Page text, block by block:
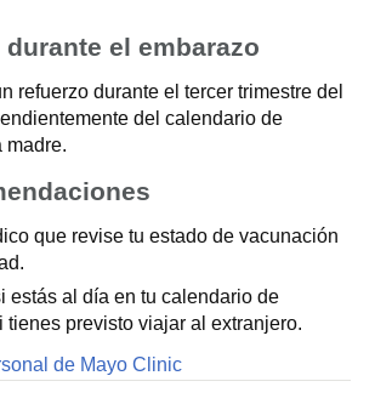
el embarazo
refuerzo durante el tercer trimestre del
del calendario de
madre.
que revise tu estado de vacunación
estás al día en tu calendario de
tienes previsto viajar al extranjero.
de Mayo Clinic